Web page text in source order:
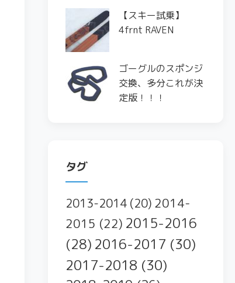
【スキー試乗】
4frnt RAVEN
ゴーグルのスポンジ
交換、多分これが決
定版！！！
タグ
2013-2014 (20) 2014-
2015 (22) 2015-2016
(28) 2016-2017 (30)
2017-2018 (30)